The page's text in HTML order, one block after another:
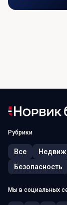
Рубрики
Все
Безопасность
Мы в социальных